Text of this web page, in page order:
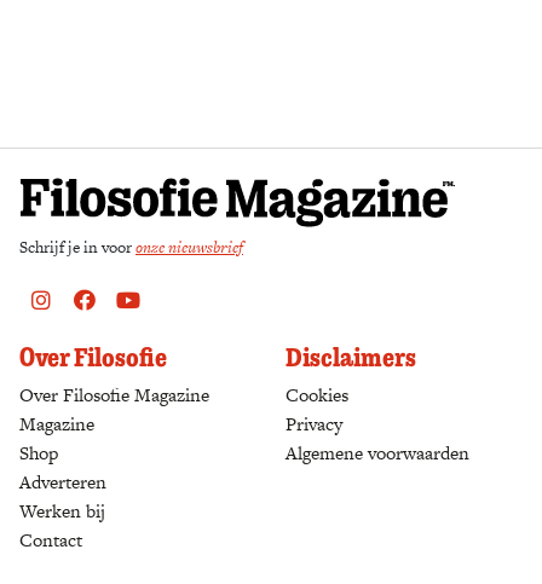
Schrijf je in vooronze nieuwsbrief
Instagram
FacebookYoutube
Over Filosofie
Over Filosofie Magazine
Magazine
Shop
Adverteren
Werken bij
Contact
Disclaimers
Cookies
Privacy
Algemene voorwaarden